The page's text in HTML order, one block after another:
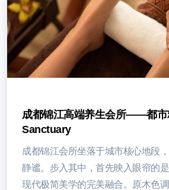
成都锦江高端养生会所——都市
Sanctuary
成都锦江会所坐落于城市核心地段
静谧。步入其中，首先映入眼帘的
现代极简美学的完美融合。原木色